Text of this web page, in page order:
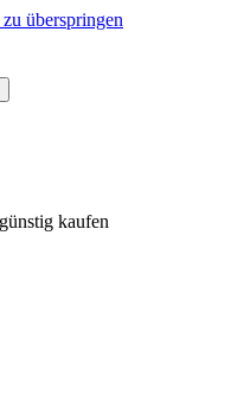
überspringen
kaufen